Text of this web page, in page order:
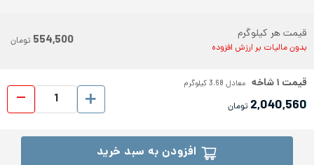
قیمت هر کیلوگرم
بدون مالیات بر ارزش افزوده 554,500 تومان
قیمت ۱شاخه معادل 3.68کیلوگرم
2,040,560 تومان
افزودن به سبد خرید